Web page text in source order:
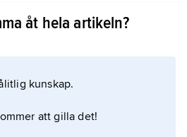
om artikeln
åt hela artikeln?
kunskap.
att gilla det!